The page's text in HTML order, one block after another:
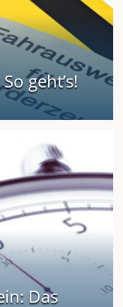
geht’s!
Das